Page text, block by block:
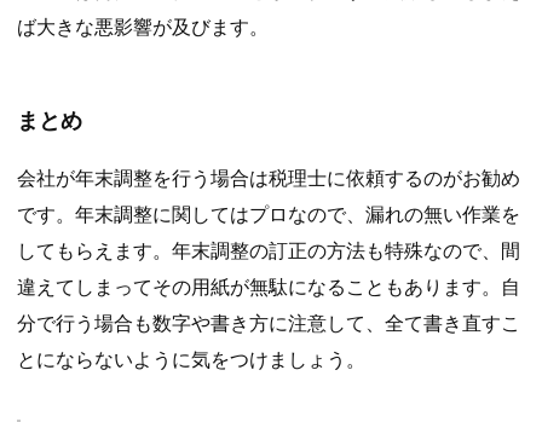
ば大きな悪影響が及びます。
まとめ
会社が年末調整を行う場合は税理士に依頼するのがお勧め
です。年末調整に関してはプロなので、漏れの無い作業を
してもらえます。年末調整の訂正の方法も特殊なので、間
違えてしまってその用紙が無駄になることもあります。自
分で行う場合も数字や書き方に注意して、全て書き直すこ
とにならないように気をつけましょう。